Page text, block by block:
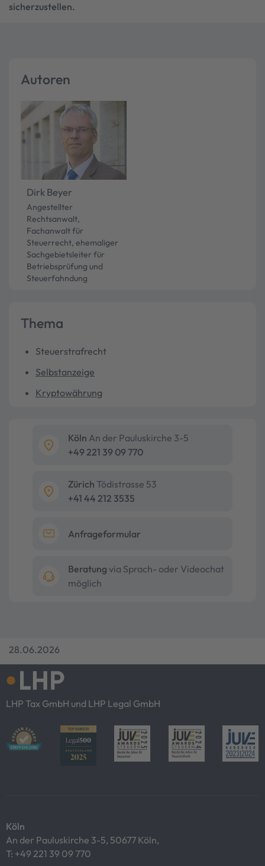
sicherzustellen.
Autoren
Dirk Beyer
Angestellter
Rechtsanwalt,
Fachanwalt für
Steuerrecht, ehemaliger
Sachgebietsleiter für
Betriebsprüfung und
Steuerfahndung
Thema
Steuerstrafrecht
Selbstanzeige
Kryptowährung
Köln An der Pauluskirche 3-5
+49 221 39 09 770
Zürich Tödistrasse 53
+41 44 212 3535
Anfrageformular
Beratung via Sprach- oder Videochat
möglich
28.06.2026
LHP Tax GmbH und LHP Legal GmbH
Köln
An der Pauluskirche 3-5, 50677 Köln,
T: +49 221 39 09 770